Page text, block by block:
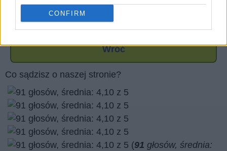
CONFIRM
Wróć
Co sądzisz o naszej stronie?
(91 głosów, średnia: